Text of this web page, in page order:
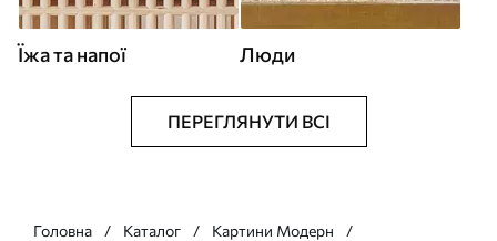
Їжа та напої Люди
ПЕРЕГЛЯНУТИ ВСІ
Головна Каталог
Картини Модерн